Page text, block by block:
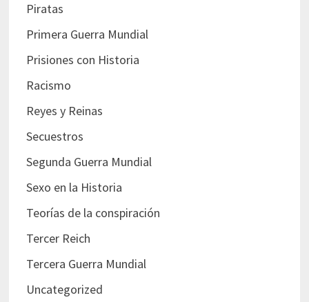
Piratas
Primera Guerra Mundial
Prisiones con Historia
Racismo
Reyes y Reinas
Secuestros
Segunda Guerra Mundial
Sexo en la Historia
Teorías de la conspiración
Tercer Reich
Tercera Guerra Mundial
Uncategorized